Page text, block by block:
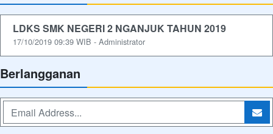
LDKS SMK NEGERI 2 NGANJUK TAHUN 2019
17/10/2019 09:39 WIB - Administrator
Berlangganan